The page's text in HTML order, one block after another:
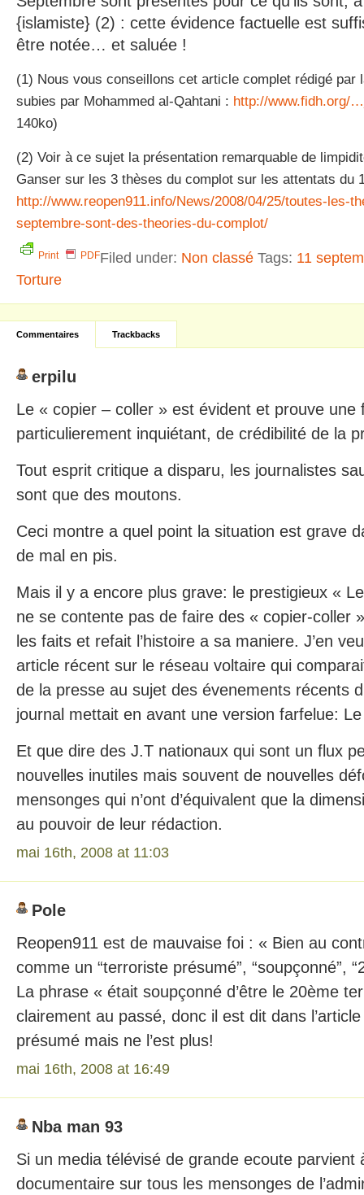
{islamiste} (2) : cette évidence factuelle est
être notée… et saluée !
(1) Nous vous conseillons cet article complet rédigé par
subies par Mohammed al-Qahtani : http://www.fidh.org/
140ko)
(2) Voir à ce sujet la présentation remarquable de
Ganser sur les 3 thèses du complot sur les attentats du
http://www.reopen911.info/News/2008/04/25/toutes-les-
septembre-sont-des-theories-du-complot/
Print PDFFiled under: Non classé Tags: 11
Torture
Commentaires Trackbacks
erpilu
Le « copier – coller » est évident et prouve une
particulierement inquiétant, de crédibilité de la
Tout esprit critique a disparu, les journalistes
sont que des moutons.
Ceci montre a quel point la situation est grave
de mal en pis.
Mais il y a encore plus grave: le prestigieux «
ne se contente pas de faire des « copier-coller
les faits et refait l’histoire a sa maniere. J’en
article récent sur le réseau voltaire qui
de la presse au sujet des évenements récents
journal mettait en avant une version farfelue:
Et que dire des J.T nationaux qui sont un flux
nouvelles inutiles mais souvent de nouvelles
mensonges qui n’ont d’équivalent que la
au pouvoir de leur rédaction.
mai 16th, 2008 at 11:03
Pole
Reopen911 est de mauvaise foi : « Bien au
comme un “terroriste présumé”, “soupçonné”,
La phrase « était soupçonné d’être le 20ème
clairement au passé, donc il est dit dans
présumé mais ne l’est plus!
mai 16th, 2008 at 16:49
Nba man 93
Si un media télévisé de grande ecoute parvient
documentaire sur tous les mensonges de